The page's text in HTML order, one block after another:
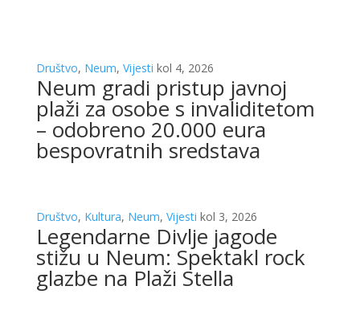
Društvo, Neum, Vijesti kol 4, 2026
Neum gradi pristup javnoj
plaži za osobe s invaliditetom
– odobreno 20.000 eura
bespovratnih sredstava
Društvo, Kultura, Neum, Vijesti kol 3, 2026
Legendarne Divlje jagode
stižu u Neum: Spektakl rock
glazbe na Plaži Stella